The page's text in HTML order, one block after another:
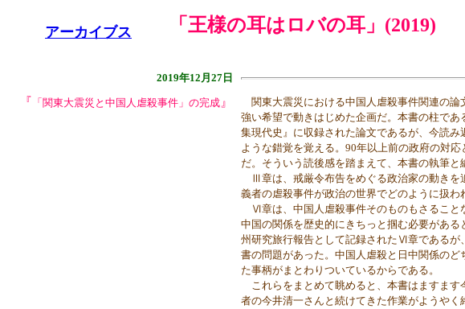
アーカイブス 「王様の耳はロバの耳」(2019)
2019年12月27日
『 「関東大震災と中国人虐殺事件」の完成 』
関東大震災における中国人虐殺事件関連の論
強い希望で動きはじめた企画だ。本書の柱で
集現代史』に収録された論文であるが、今読
ような錯覚を覚える。90年以上前の政府の対
だ。そういう読後感を踏まえて、本書の執筆と
Ⅲ章は、戒厳令布告をめぐる政治家の動きを
義者の虐殺事件が政治の世界でどのように扱わ
Ⅵ章は、中国人虐殺事件そのものもさること
中国の関係を歴史的にきちっと掴む必要があ
州研究旅行報告として記録されたⅥ章であるが
書の問題があった。中国人虐殺と日中関係の
た事柄がまとわりついているからである。
これらをまとめて眺めると、本書はますます
者の今井清一さんと続けてきた作業がようや